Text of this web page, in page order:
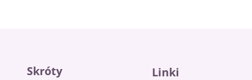
Skróty Linki